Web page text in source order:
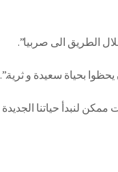
الطريق الى صربيا”.
بحياة سعيدة و ثرية.”.
لنبدأ حياتنا الجديدة